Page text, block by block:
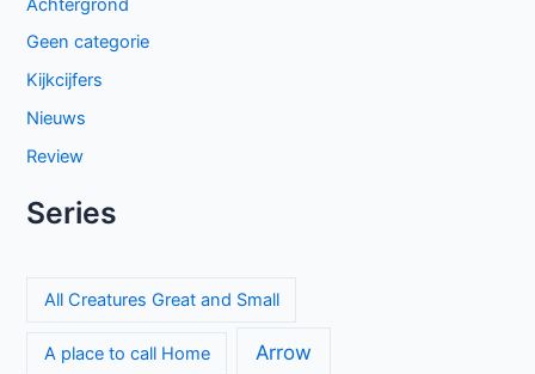
Keuzes en gevoelens botsen in seizoen 3 van My Life with
the Walter Boys
Proyecto Final op Netflix: Mexicaanse tienerthriller over
op Sherlock Holmes
Categorieën
Kijkcijfers